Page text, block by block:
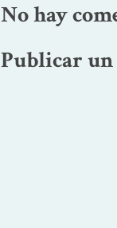
No hay
Publicar